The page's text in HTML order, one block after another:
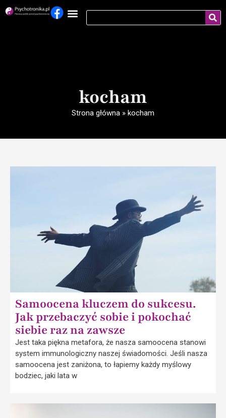
kocham
Strona główna » kocham
Samoocena kluczem do sukcesu.
Jak przebaczyć sobie i pokochać
siebie raz na zawsze
Jest taka piękna metafora, że nasza samoocena stanowi
system immunologiczny naszej świadomości. Jeśli nasza
samoocena jest zaniżona, to łapiemy każdy myślowy
bodziec, jaki lata w